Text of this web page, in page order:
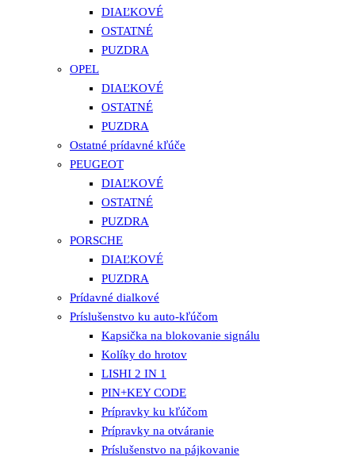
DIAĽKOVÉ
OSTATNÉ
PUZDRA
OPEL
DIAĽKOVÉ
OSTATNÉ
PUZDRA
Ostatné prídavné kľúče
PEUGEOT
DIAĽKOVÉ
OSTATNÉ
PUZDRA
PORSCHE
DIAĽKOVÉ
PUZDRA
Prídavné dialkové
Príslušenstvo ku auto-kľúčom
Kapsička na blokovanie signálu
Kolíky do hrotov
LISHI 2 IN 1
PIN+KEY CODE
Prípravky ku kľúčom
Prípravky na otváranie
Príslušenstvo na pájkovanie